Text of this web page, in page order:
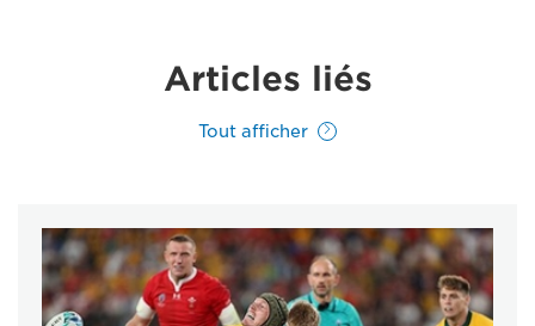
Articles liés
Tout afficher